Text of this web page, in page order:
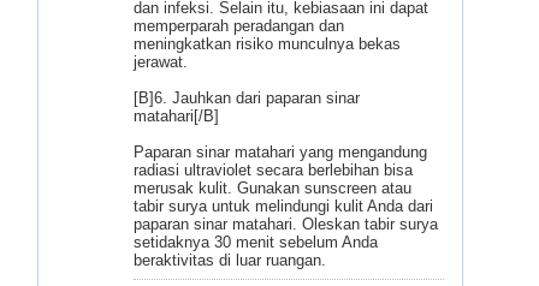
dan infeksi. Selain itu, kebiasaan ini dapat
memperparah peradangan dan
meningkatkan risiko munculnya bekas
jerawat.
[B]6. Jauhkan dari paparan sinar
matahari[/B]
Paparan sinar matahari yang mengandung
radiasi ultraviolet secara berlebihan bisa
merusak kulit. Gunakan sunscreen atau
tabir surya untuk melindungi kulit Anda dari
paparan sinar matahari. Oleskan tabir surya
setidaknya 30 menit sebelum Anda
beraktivitas di luar ruangan.